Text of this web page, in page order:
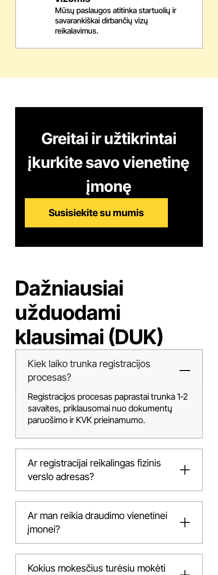
Mūsų paslaugos atitinka startuolių ir
savarankiškai dirbančių vizų
reikalavimus.
Greitai ir užtikrintai
įkurkite savo vienetinę
įmonę
Susisiekite su mumis
Dažniausiai
užduodami
klausimai (DUK)
Kiek laiko trunka registracijos
procesas?
Registracijos procesas paprastai trunka 1-2
savaites, priklausomai nuo dokumentų
paruošimo ir KVK prieinamumo.
Ar registracijai reikalingas fizinis
verslo adresas?
Ar man reikia draudimo vienetinei
įmonei?
Kokius mokesčius turėsiu mokėti